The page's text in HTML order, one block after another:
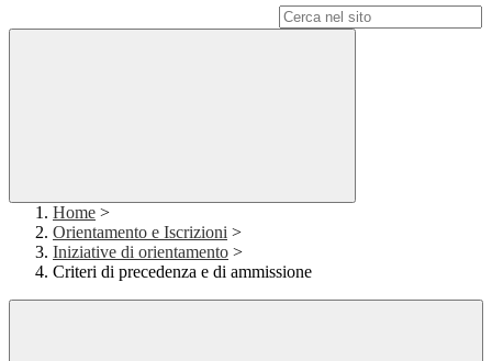
Home >
Orientamento e Iscrizioni >
Iniziative di orientamento >
Criteri di precedenza e di ammissione